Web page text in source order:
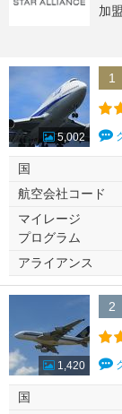
加盟
5,002
1
国
航空会社コード
マイレージ
プログラム
アライアンス
1,420
2
国